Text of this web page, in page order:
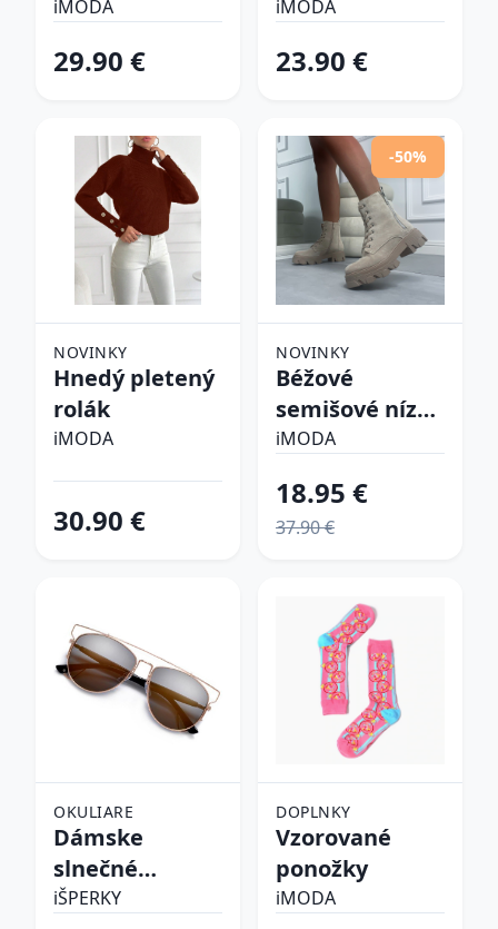
iMODA
29.90 €
pyžamo
iMODA
23.90 €
NOVINKY
Hnedý pletený
rolák
iMODA
30.90 €
-50%
NOVINKY
Béžové
semišové nízke
čižmy
iMODA
18.95 €
37.90 €
OKULIARE
Dámske
slnečné
okuliare
iŠPERKY
DOPLNKY
Vzorované
ponožky
iMODA